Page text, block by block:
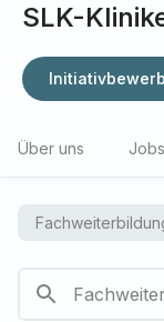
SLK-
Über uns Jobs